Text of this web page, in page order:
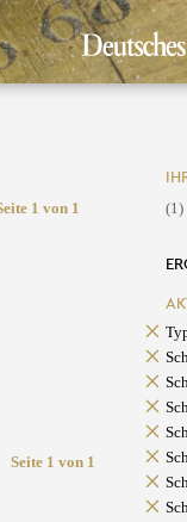
1 von 1
Seite 1 von 1
(1)